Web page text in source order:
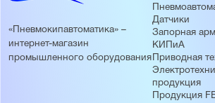
«Пневмокипавтоматика» –
интернет-магазин
промышленного оборудования
Датчики
Запорная
КИПиА
Приводная
продукция
Продукция